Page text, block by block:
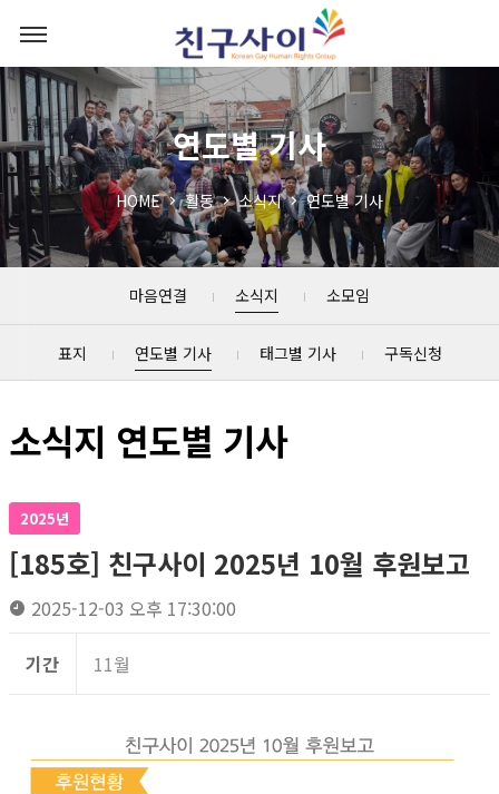
연도별 기사
HOME 활동 소식지 연도별 기사
마음연결 소식지 소모임
표지 연도별 기사 태그별 기사 구독신청
소식지 연도별 기사
2025년
[185호] 친구사이 2025년 10월 후원보고
2025-12-03 오후 17:30:00
기간 11월